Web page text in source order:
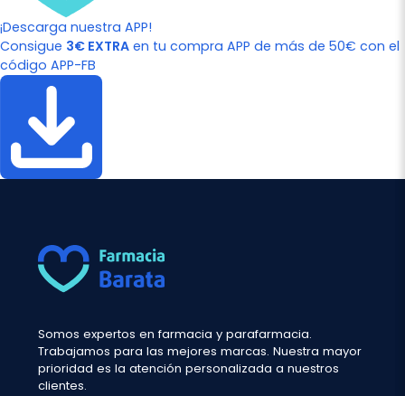
¡Descarga nuestra APP!
Consigue 3€ EXTRA en tu compra APP de más de 50€ con el
código APP-FB
Somos expertos en farmacia y parafarmacia.
Trabajamos para las mejores marcas. Nuestra mayor
prioridad es la atención personalizada a nuestros
clientes.